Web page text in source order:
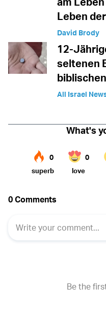
Leben
David Brody
12-
seltenen
All Israel